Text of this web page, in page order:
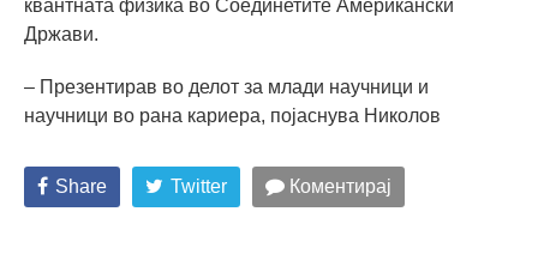
квантната физика во Соединетите Американски
Држави.
– Презентирав во делот за млади научници и
научници во рана кариера, појаснува Николов
Share Twitter Коментирај